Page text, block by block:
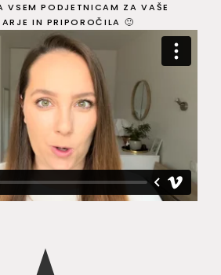
VSEM PODJETNICAM ZA VAŠE
IN PRIPOROČILA 🙂